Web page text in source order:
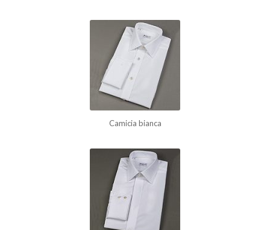
Camicia bianca